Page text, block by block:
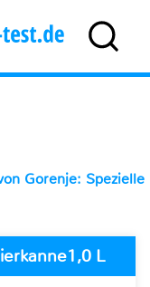
Gorenje: Spezielle
L